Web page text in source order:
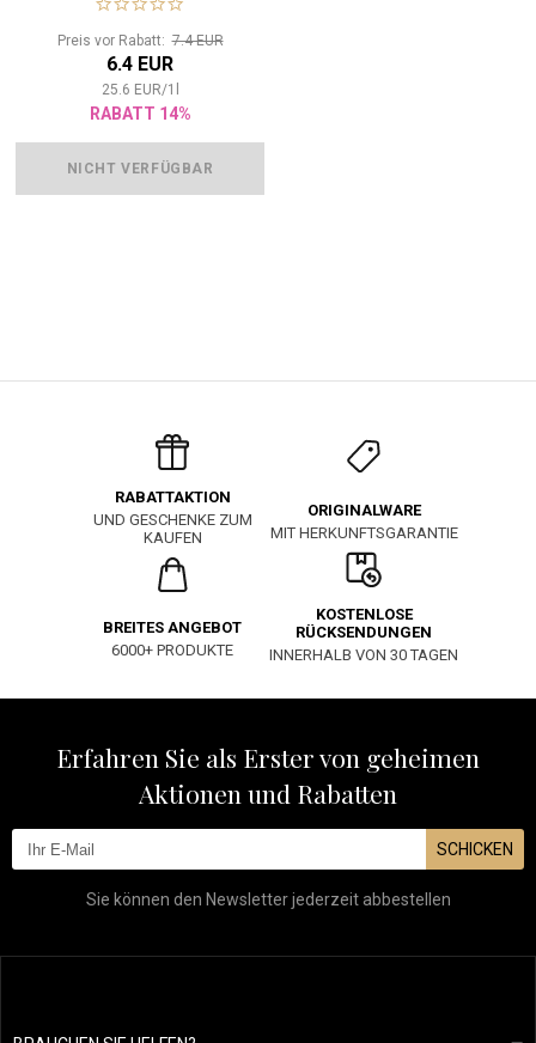
Preis vor Rabatt:7.4 EUR
6.4 EUR
25.6 EUR/1
RABATT 14%
NICHT VERFÜGBAR
RABATTAKTION
UND GESCHENKE ZUM
KAUFEN
ORIGINALWARE
MIT HERKUNFTSGARANTIE
BREITES ANGEBOT
6000+ PRODUKTE
KOSTENLOSE
RÜCKSENDUNGEN
INNERHALB VON 30 TAGEN
Erfahren Sie als Erster von geheimen
Aktionen und Rabatten
SCHICKEN
Sie können den Newsletter jederzeit abbestellen